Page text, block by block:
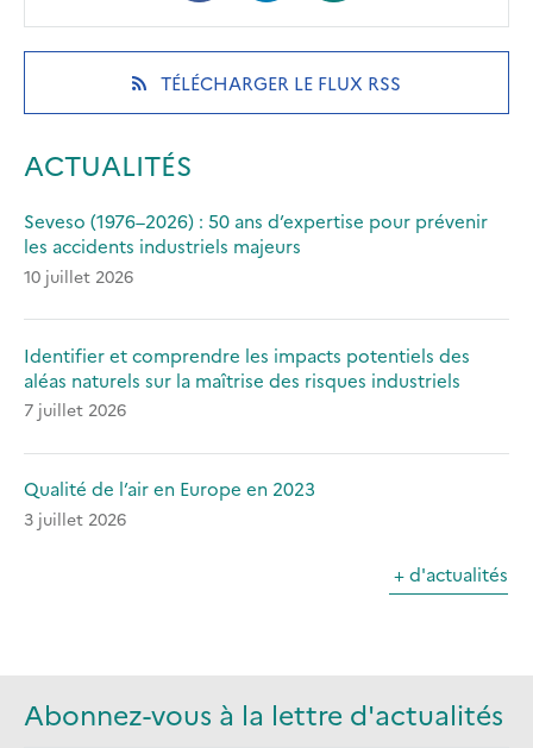
a
new
tab)
a
new
tab)
a
new
tab)
TÉLÉCHARGER LE FLUX RSS(OPENS
ACTUALITÉS
Seveso (1976–2026) : 50 ans d’expertise pour prévenir
les accidents industriels majeurs
10 juillet 2026
Identifier et comprendre les impacts potentiels des
aléas naturels sur la maîtrise des risques industriels
7 juillet 2026
Qualité de l’air en Europe en 2023
3 juillet 2026
+ d'actualités
Abonnez-vous à la lettre d'actualités